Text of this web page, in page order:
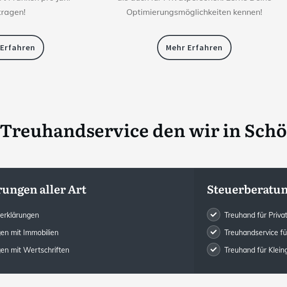
Optimierungsmöglichkeiten kennen!
Mehr Erfahren
Treuhandservice den wir in
aller Art
mit Immobilien
mit Wertschriften
Treuhand für
Treuhandservice
Treuhand für